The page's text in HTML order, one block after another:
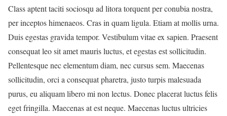
Class aptent taciti sociosqu ad litora torquent per conubia nostra,
per inceptos himenaeos. Cras in quam ligula. Etiam at mollis urna.
Duis egestas gravida tempor. Vestibulum vitae ex sapien. Praesent
consequat leo sit amet mauris luctus, et egestas est sollicitudin.
Pellentesque nec elementum diam, nec cursus sem. Maecenas
sollicitudin, orci a consequat pharetra, justo turpis malesuada
purus, eu aliquam libero mi non lectus. Donec placerat luctus felis
eget fringilla. Maecenas at est neque. Maecenas luctus ultricies